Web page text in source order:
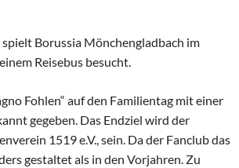
Borussia Mönchengladbach im
Reisebus besucht.
Fohlen“ auf den Familientag mit einer
gegeben. Das Endziel wird der
1519 e.V., sein. Da der Fanclub das
gestaltet als in den Vorjahren. Zu